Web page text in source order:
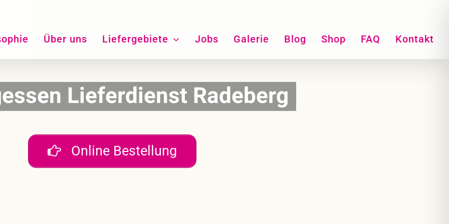
Über uns Liefergebiete Jobs Galerie Blog Shop FAQ Kontakt
Lieferdienst Radeberg
Online Bestellung